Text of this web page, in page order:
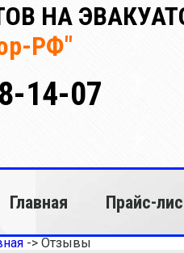
НА
РФ"
14-07
Главная Прайс-
-> Отзывы